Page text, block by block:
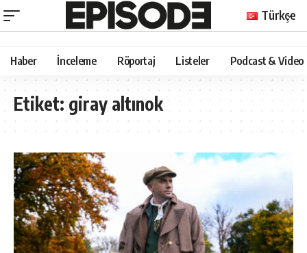
Türkçe
Haber İnceleme Röportaj Listeler Podcast & Video
Etiket:giray altınok